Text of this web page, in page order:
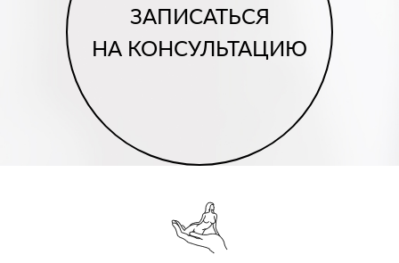
ЗАПИСАТЬСЯ
НА КОНСУЛЬТАЦИЮ